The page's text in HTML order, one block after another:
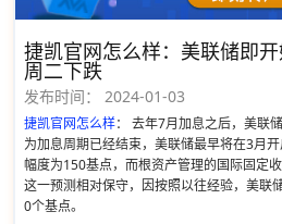
捷凯官网怎么样：美联储即
周二下跌
发布时间： 2024-01-03
捷凯官网怎么样： 去年7月加息之后，美联
为加息周期已经结束，美联储最早将在3月
幅度为150基点，而根资产管理的国际固定
这一预测相对保守，因按照以往经验，美联
0个基点。